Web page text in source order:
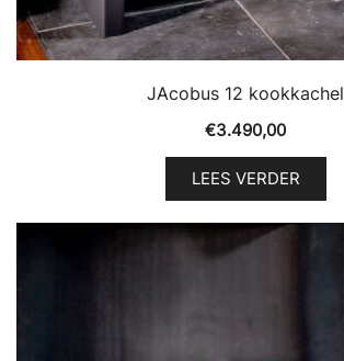
JAcobus 12 kookkachel
€3.490,00
LEES VERDER